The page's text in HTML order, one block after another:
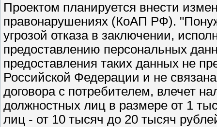
Проектом планируется внести
правонарушениях (КоАП РФ).
угрозой отказа в заключении,
предоставлению персональных
предоставления таких данных не
Российской Федерации и не
договора с потребителем, влечет
должностных лиц в размере от 1
лиц - от 10 тысяч до 20 тысяч